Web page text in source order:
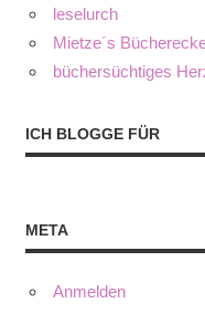
leselurch
Mietze´s
büchersüchtiges
ICH BLOGGE FÜR
META
Anmelden